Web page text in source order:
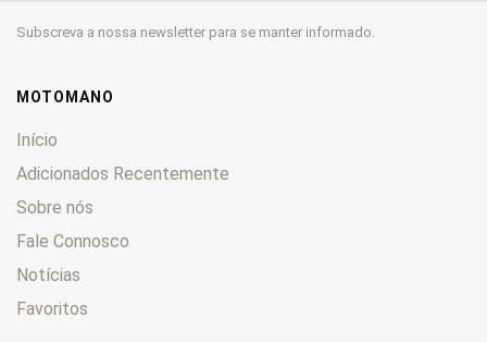
SRT550 0
SRT700
SRT800X
SRV125 0
SRV300
SRV500 0
SRV550
TRX 125
Subscreva a nossa newsletter para se manter informado.
MOTOMANO
Início
Adicionados Recentemente
Sobre nós
Fale Connosco
Notícias
Favoritos